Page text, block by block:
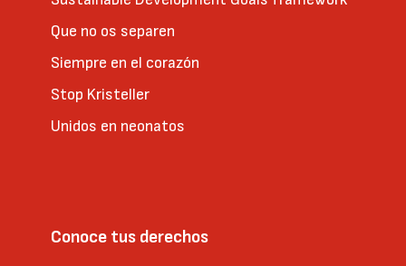
Que no os separen
Siempre en el corazón
Stop Kristeller
Unidos en neonatos
Conoce tus derechos